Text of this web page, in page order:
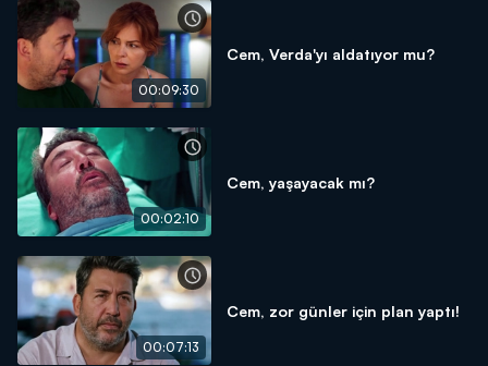
00:09:30
Cem, Verda'yı aldatıyor mu?
00:02:10
Cem, yaşayacak mı?
00:07:13
Cem, zor günler için plan yaptı!